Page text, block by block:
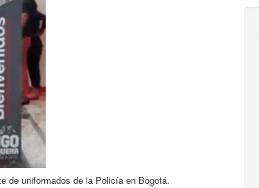
de uniformados de la Policía en Bogotá.